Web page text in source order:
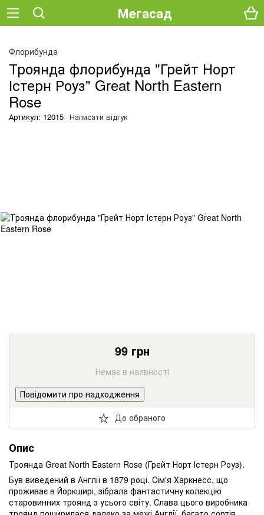
Мегасад
Флорибунда
Троянда флорибунда "Грейт Норт
Істерн Роуз" Great North Eastern
Rose
Артикул: 12015 Написати відгук
99грн
Немає в наявності
Повідомити про надходження
До обраного
Опис
Троянда Great North Eastern Rose (Грейт Норт Істерн Роуз).
Був виведений в Англії в 1879 році. Сім'я Харкнесс, що
проживає в Йоркширі, зібрала фантастичну колекцію
старовинних троянд з усього світу. Слава цього виробника